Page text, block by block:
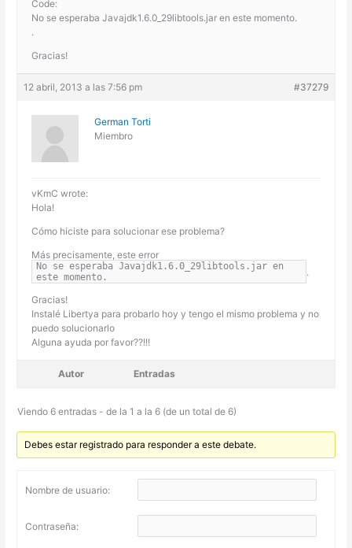
Code:
No se esperaba Javajdk1.6.0_29libtools.jar en este momento.
.
Gracias!
12 abril, 2013 a las 7:56 pm #37279
German Torti
Miembro
vKmC wrote:
Hola!
Cómo hiciste para solucionar ese problema?
Más precisamente, este error
No se esperaba Javajdk1.6.0_29libtools.jar en
este momento.
.
Gracias!
Instalé Libertya para probarlo hoy y tengo el mismo problema y no
puedo solucionarlo
Alguna ayuda por favor??!!!
Autor Entradas
Viendo 6 entradas - de la 1 a la 6 (de un total de 6)
Debes estar registrado para responder a este debate.
Nombre de usuario:
Contraseña: